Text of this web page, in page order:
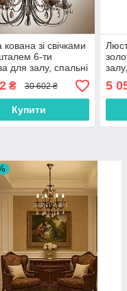
зі свічками
6-ти
для залу, спальні
₴ 30 602 ₴
Купити
5